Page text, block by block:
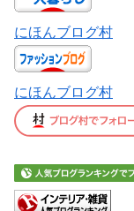
にほんブログ村
にほんブログ村